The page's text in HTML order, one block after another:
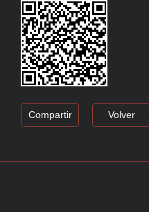
Compartir Volver